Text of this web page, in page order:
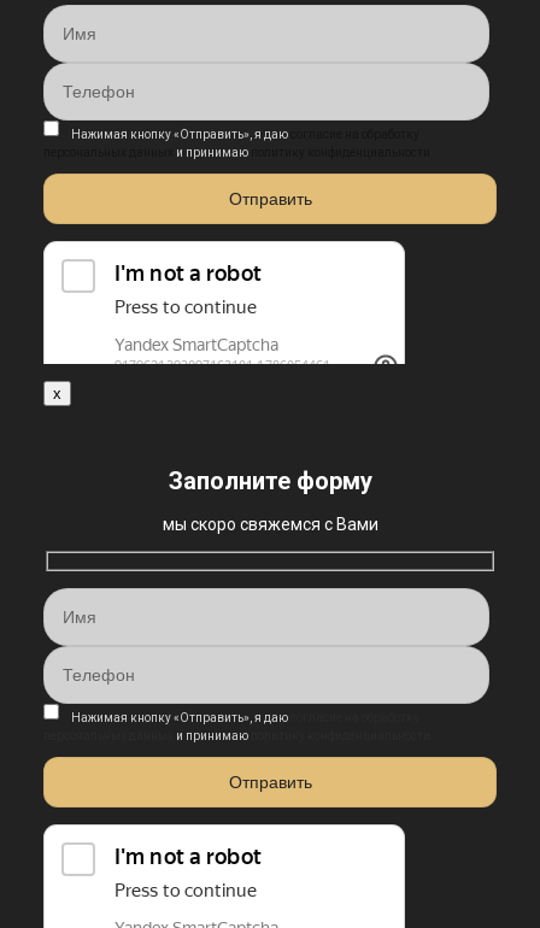
Нажимая кнопку «Отправить», я даю
и принимаю
x
Заполните форму
мы скоро свяжемся с Вами
Нажимая кнопку «Отправить», я даю
и принимаю